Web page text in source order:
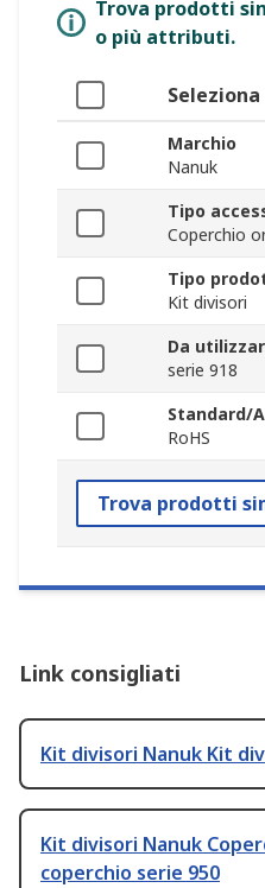
Trova prodotti
o più attributi.
Marchio
Nanuk
Tipo
Coperchio
Tipo
Kit divisori
Da
serie 918
Standard/
RoHS
Trova prodotti
Link consigliati
Kit divisori Nanuk Kit
Kit divisori Nanuk
coperchio serie 950